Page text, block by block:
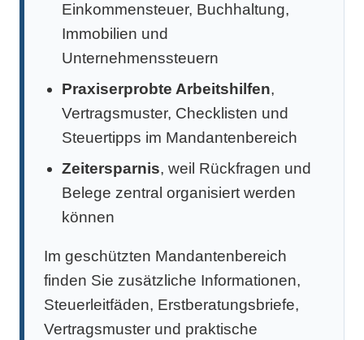
Einkommensteuer, Buchhaltung,
Immobilien und
Unternehmenssteuern
Praxiserprobte Arbeitshilfen,
Vertragsmuster, Checklisten und
Steuertipps im Mandantenbereich
Zeitersparnis, weil Rückfragen und
Belege zentral organisiert werden
können
Im geschützten Mandantenbereich
finden Sie zusätzliche Informationen,
Steuerleitfäden, Erstberatungsbriefe,
Vertragsmuster und praktische